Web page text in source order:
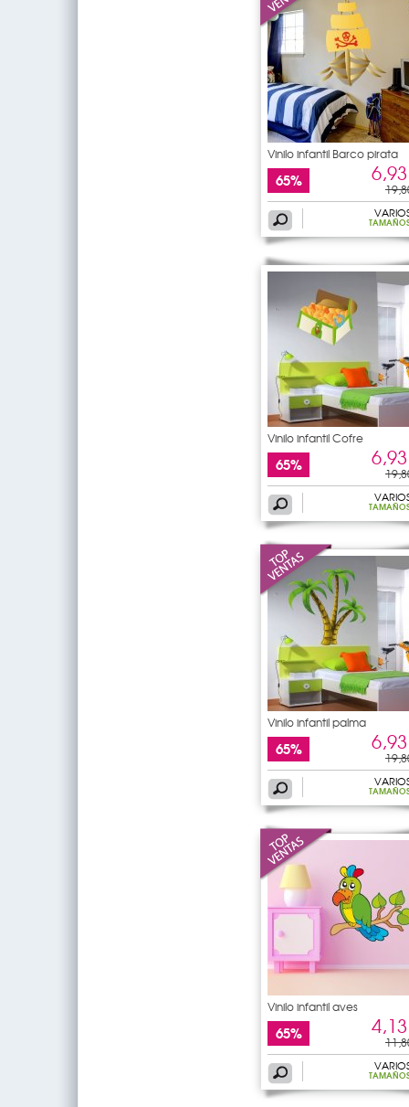
Vinilo infantil Barco pirata
65%
Vinilo infantil Cofre
65%
Vinilo infantil palma
65%
Vinilo infantil aves
65%